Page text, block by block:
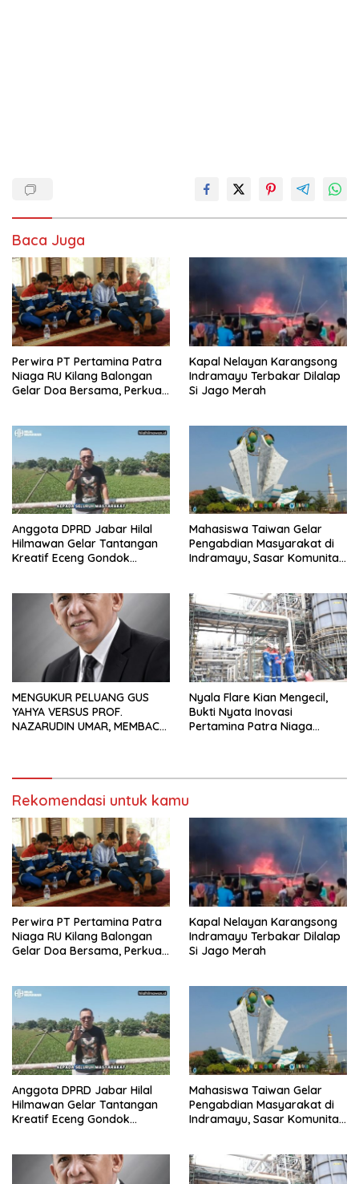
Baca Juga
Perwira PT Pertamina Patra
Niaga RU Kilang Balongan
Gelar Doa Bersama, Perkuat
Kapal Nelayan Karangsong
Indramayu Terbakar Dilalap
Si Jago Merah
Anggota DPRD Jabar Hilal
Hilmawan Gelar Tantangan
Kreatif Eceng Gondok
Mahasiswa Taiwan Gelar
Pengabdian Masyarakat di
Indramayu, Sasar Komunitas
MENGUKUR PELUANG GUS
YAHYA VERSUS PROF.
NAZARUDIN UMAR, MEMBACA
Nyala Flare Kian Mengecil,
Bukti Nyata Inovasi
Pertamina Patra Niaga
Rekomendasi untuk kamu
Perwira PT Pertamina Patra
Niaga RU Kilang Balongan
Gelar Doa Bersama, Perkuat
Kapal Nelayan Karangsong
Indramayu Terbakar Dilalap
Si Jago Merah
Anggota DPRD Jabar Hilal
Hilmawan Gelar Tantangan
Kreatif Eceng Gondok
Mahasiswa Taiwan Gelar
Pengabdian Masyarakat di
Indramayu, Sasar Komunitas